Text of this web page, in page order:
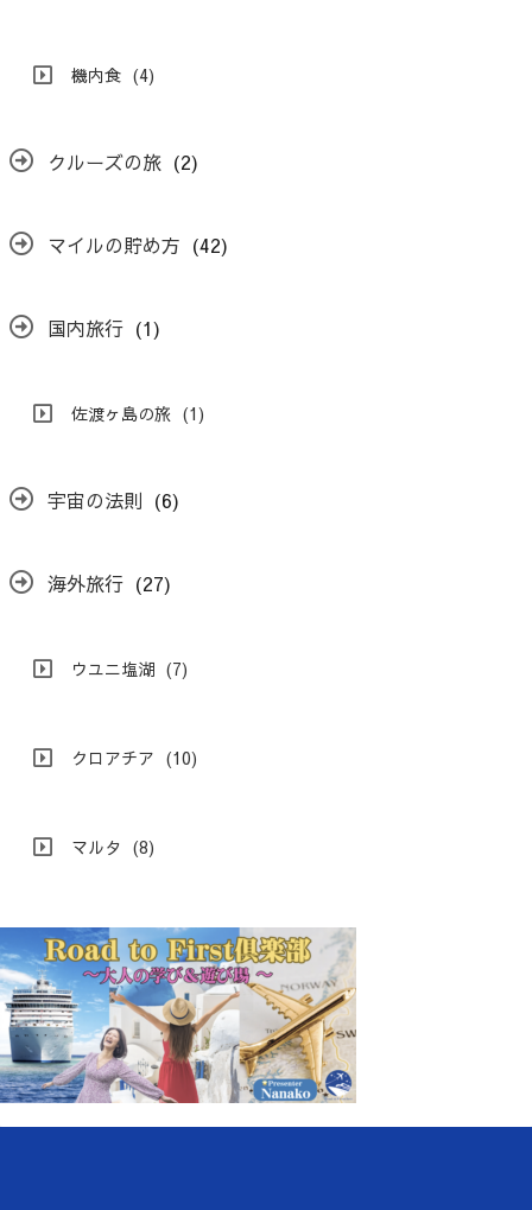
機内食 (4)
クルーズの旅 (2)
マイルの貯め方 (42)
国内旅行 (1)
佐渡ヶ島の旅 (1)
宇宙の法則 (6)
海外旅行 (27)
ウユニ塩湖 (7)
クロアチア (10)
マルタ (8)